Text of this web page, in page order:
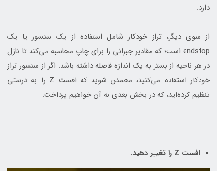
دارد.
از سوی دیگر، تراز خودکار شامل استفاده از یک سنسور یا یک
endstop است؛ که مقادیر جبرانی را برای چاپ محاسبه می‌کند تا نازل
در هر ناحیه از بستر به یک اندازه فاصله داشته باشد. اگر از سنسور تراز
خودکار استفاده می‌کنید، مطمئن شوید که افست Z را به درستی
تنظیم کرده‌اید، که در بخش بعدی به آن خواهیم پرداخت.
افست Z را تغییر دهید.